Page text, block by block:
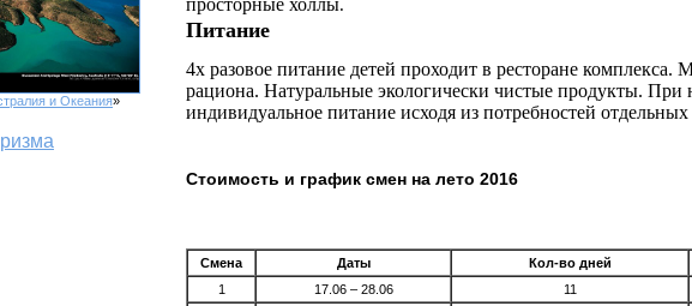
и Океания»
.
Питание
4х разовое питание детей проходит в ресторане комплекса.
рациона. Натуральные экологически чистые продукты. При
индивидуальное питание исходя из потребностей отдельных
Стоимость и график смен на лето 2016
Смена Даты Кол-во дней
1
17.06 – 28.06 11